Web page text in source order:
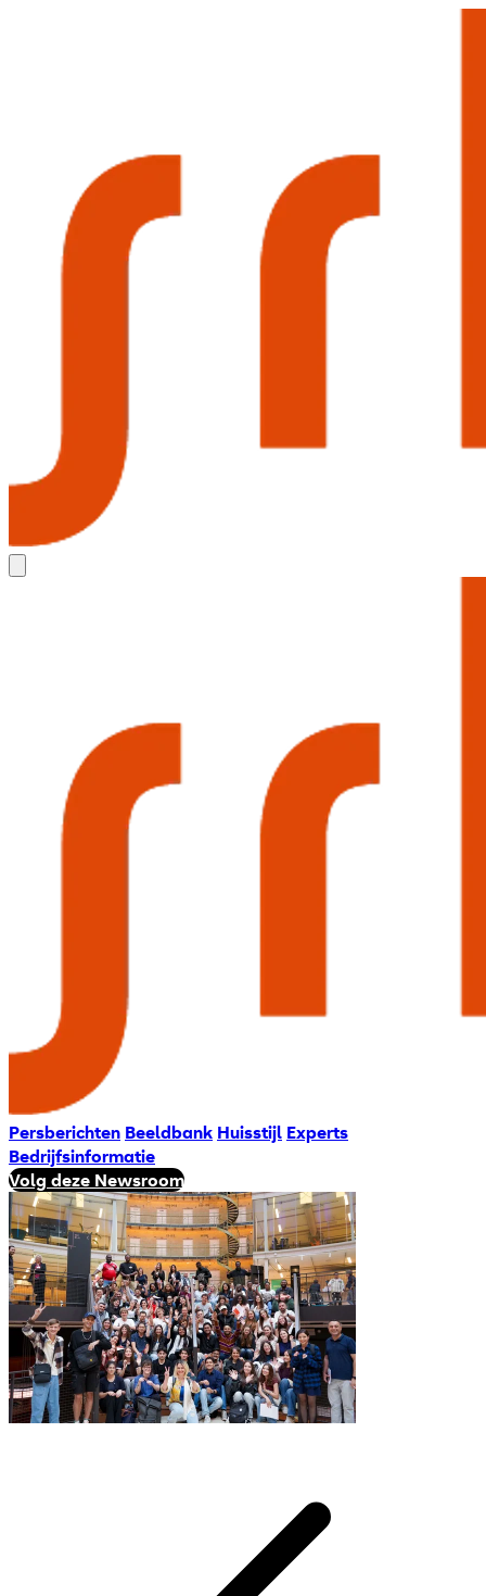
Persberichten Beeldbank Huisstijl Experts
Bedrijfsinformatie
Volg deze Newsroom